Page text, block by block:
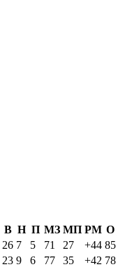
В Н П МЗ МП РМ О
26 7 5 71 27 +44 85
23 9 6 77 35 +42 78